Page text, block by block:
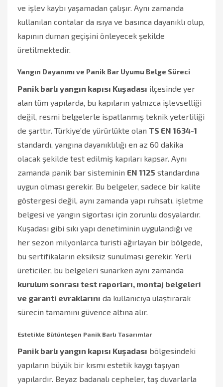
ve işlev kaybı yaşamadan çalışır. Aynı zamanda
kullanılan contalar da ısıya ve basınca dayanıklı olup,
kapının duman geçişini önleyecek şekilde
üretilmektedir.
Yangın Dayanımı ve Panik Bar Uyumu Belge Süreci
Panik barlı yangın kapısı Kuşadası ilçesinde yer
alan tüm yapılarda, bu kapıların yalnızca işlevselliği
değil, resmi belgelerle ispatlanmış teknik yeterliliği
de şarttır. Türkiye’de yürürlükte olan TS EN 1634-1
standardı, yangına dayanıklılığı en az 60 dakika
olacak şekilde test edilmiş kapıları kapsar. Aynı
zamanda panik bar sisteminin EN 1125 standardına
uygun olması gerekir. Bu belgeler, sadece bir kalite
göstergesi değil, aynı zamanda yapı ruhsatı, işletme
belgesi ve yangın sigortası için zorunlu dosyalardır.
Kuşadası gibi sıkı yapı denetiminin uygulandığı ve
her sezon milyonlarca turisti ağırlayan bir bölgede,
bu sertifikaların eksiksiz sunulması gerekir. Yerli
üreticiler, bu belgeleri sunarken aynı zamanda
kurulum sonrası test raporları, montaj belgeleri
ve garanti evraklarını da kullanıcıya ulaştırarak
sürecin tamamını güvence altına alır.
Estetikle Bütünleşen Panik Barlı Tasarımlar
Panik barlı yangın kapısı Kuşadası bölgesindeki
yapıların büyük bir kısmı estetik kaygı taşıyan
yapılardır. Beyaz badanalı cepheler, taş duvarlarla